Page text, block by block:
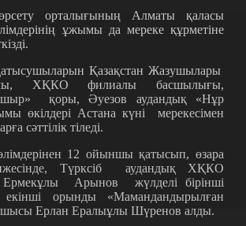
орталығының Алматы қаласы
ұжымы да мереке құрметіне
Қазақстан Жазушылары
ХҚКО филиалы басшылығы,
қоры, Әуезов аудандық «Нұр
өкілдері Астана күні мерекесімен
сәттілік тіледі.
12 ойыншы қатысып, өзара
Түрксіб аудандық ХҚКО
Арынов жүлделі бірінші
орынды «Мамандандырылған
Ерлан Ералыұлы Шүренов алды.